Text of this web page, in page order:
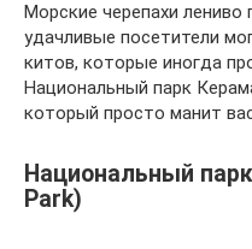
Морские черепахи
удачливые посетители
китов, которые иногда
Национальный парк
который просто манит
Национальный
Park)